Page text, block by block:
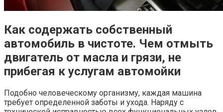
Как содержать собственный
автомобиль в чистоте. Чем отмыть
двигатель от масла и грязи, не
прибегая к услугам автомойки
Подобно человеческому организму, каждая машина
требует определенной заботы и ухода. Наряду с